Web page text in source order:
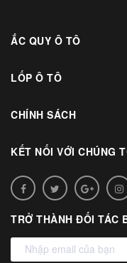
ẮC QUY Ô TÔ
LỐP Ô TÔ
CHÍNH SÁCH
KẾT NỐI VỚI CHÚNG
TRỞ THÀNH ĐỐI TÁC